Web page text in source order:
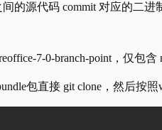
间的源代码 commit 对应的二
7-0-branch-point，仅包
包直接 git clone，然后按